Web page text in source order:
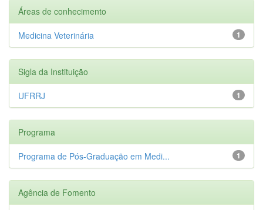
Áreas de conhecimento
1
Medicina Veterinária
Sigla da Instituição
1
UFRRJ
Programa
1
Programa de Pós-Graduação em Medi...
Agência de Fomento